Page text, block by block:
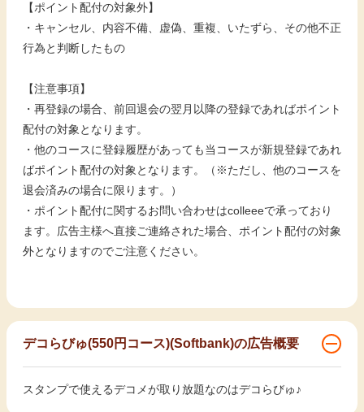
【ポイント配付の対象外】
・キャンセル、内容不備、虚偽、重複、いたずら、その他不正
行為と判断したもの
【注意事項】
・再登録の場合、前回退会の翌月以降の登録であればポイント
配付の対象となります。
・他のコースに登録履歴があっても当コースが新規登録であれ
ばポイント配付の対象となります。（※ただし、他のコースを
退会済みの場合に限ります。）
・ポイント配付に関するお問い合わせはcolleeeで承っており
ます。広告主様へ直接ご連絡された場合、ポイント配付の対象
外となりますのでご注意ください。
デコらびゅ(550円コース)(Softbank)の広告概要
スタンプで使えるデコメが取り放題なのはデコらびゅ♪